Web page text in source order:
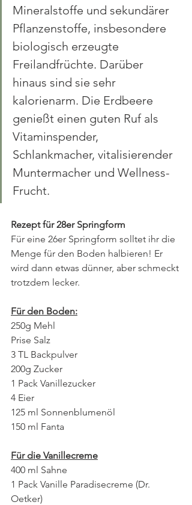
Mineralstoffe und sekundärer
Pflanzenstoffe, insbesondere
biologisch erzeugte
Freilandfrüchte. Darüber
hinaus sind sie sehr
kalorienarm. Die Erdbeere
genießt einen guten Ruf als
Vitaminspender,
Schlankmacher, vitalisierender
Muntermacher und Wellness-
Frucht.
Rezept für 28er Springform
Für eine 26er Springform solltet ihr die
Menge für den Boden halbieren! Er
wird dann etwas dünner, aber schmeckt
trotzdem lecker.
Für den Boden:
250g Mehl
Prise Salz
3 TL Backpulver
200g Zucker
1 Pack Vanillezucker
4 Eier
125 ml Sonnenblumenöl
150 ml Fanta
Für die Vanillecreme
400 ml Sahne
1 Pack Vanille Paradisecreme (Dr.
Oetker)